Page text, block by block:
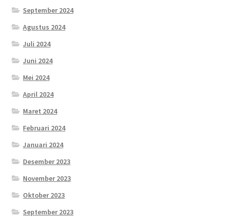
September 2024
Agustus 2024
Juli 2024
Juni 2024
Mei 2024
April 2024
Maret 2024
Februari 2024
Januari 2024
Desember 2023
November 2023
Oktober 2023
September 2023